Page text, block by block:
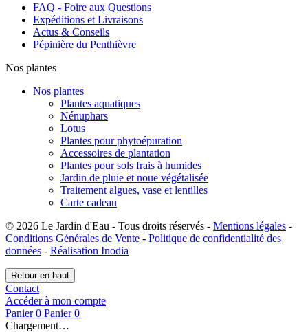
FAQ - Foire aux Questions
Expéditions et Livraisons
Actus & Conseils
Pépinière du Penthièvre
Nos plantes
Nos plantes
Plantes aquatiques
Nénuphars
Lotus
Plantes pour phytoépuration
Accessoires de plantation
Plantes pour sols frais à humides
Jardin de pluie et noue végétalisée
Traitement algues, vase et lentilles
Carte cadeau
© 2026 Le Jardin d'Eau - Tous droits réservés - Mentions légales -
Conditions Générales de Vente - Politique de confidentialité des
données - Réalisation Inodia
Retour en haut
Contact
Accéder à mon compte
Panier 0 Panier 0
Chargement…